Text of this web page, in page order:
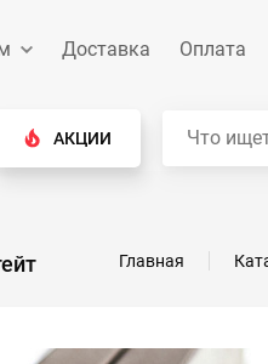
Доставка Оплата
АКЦИИ
Главная